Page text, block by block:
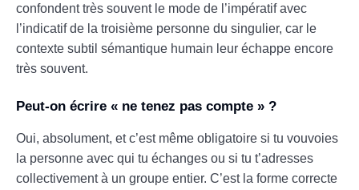
confondent très souvent le mode de l’impératif avec
l’indicatif de la troisième personne du singulier, car le
contexte subtil sémantique humain leur échappe encore
très souvent.
Peut-on écrire « ne tenez pas compte » ?
Oui, absolument, et c’est même obligatoire si tu vouvoies
la personne avec qui tu échanges ou si tu t’adresses
collectivement à un groupe entier. C’est la forme correcte